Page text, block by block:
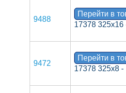
9488
Перейти в
17378 325х16
9472
Перейти в
17378 325х8 -